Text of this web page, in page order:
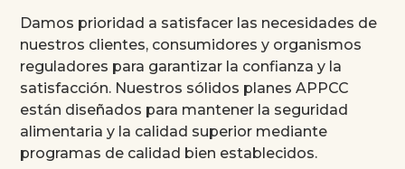
Damos prioridad a satisfacer las necesidades de
nuestros clientes, consumidores y organismos
reguladores para garantizar la confianza y la
satisfacción. Nuestros sólidos planes APPCC
están diseñados para mantener la seguridad
alimentaria y la calidad superior mediante
programas de calidad bien establecidos.